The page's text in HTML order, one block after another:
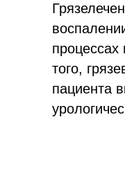
того,
пациента